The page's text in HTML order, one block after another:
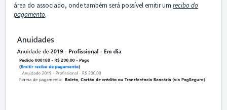
área do associado, onde também será possível emitir um recibo do
pagamento.